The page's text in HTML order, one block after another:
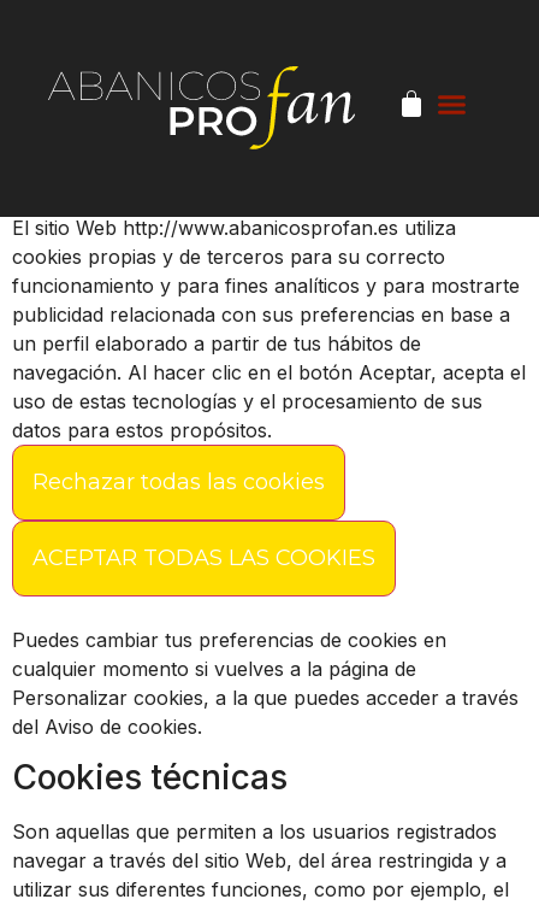
Personalizar Cookies
El sitio Web http://www.abanicosprofan.es utiliza
cookies propias y de terceros para su correcto
funcionamiento y para fines analíticos y para mostrarte
publicidad relacionada con sus preferencias en base a
un perfil elaborado a partir de tus hábitos de
navegación. Al hacer clic en el botón Aceptar, acepta el
uso de estas tecnologías y el procesamiento de sus
datos para estos propósitos.
Rechazar todas las cookies
ACEPTAR TODAS LAS COOKIES
Puedes cambiar tus preferencias de cookies en
cualquier momento si vuelves a la página de
Personalizar cookies, a la que puedes acceder a través
del Aviso de cookies.
Cookies técnicas
Son aquellas que permiten a los usuarios registrados
navegar a través del sitio Web, del área restringida y a
utilizar sus diferentes funciones, como por ejemplo, el